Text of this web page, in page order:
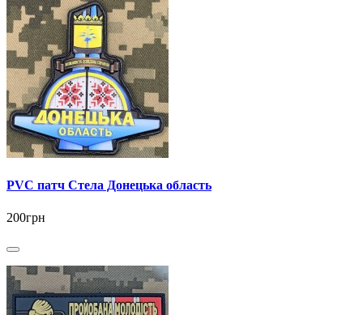
PVC патч Стела Донецька область
200грн